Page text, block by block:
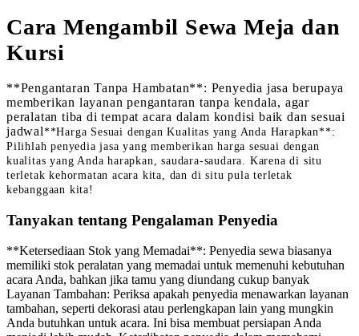
Cara Mengambil Sewa Meja dan
Kursi
**Pengantaran Tanpa Hambatan**: Penyedia jasa berupaya
memberikan layanan pengantaran tanpa kendala, agar
peralatan tiba di tempat acara dalam kondisi baik dan sesuai
jadwal**Harga Sesuai dengan Kualitas yang Anda Harapkan**:
Pilihlah penyedia jasa yang memberikan harga sesuai dengan
kualitas yang Anda harapkan, saudara-saudara. Karena di situ
terletak kehormatan acara kita, dan di situ pula terletak
kebanggaan kita!
Tanyakan tentang Pengalaman Penyedia
**Ketersediaan Stok yang Memadai**: Penyedia sewa biasanya
memiliki stok peralatan yang memadai untuk memenuhi kebutuhan
acara Anda, bahkan jika tamu yang diundang cukup banyak
Layanan Tambahan: Periksa apakah penyedia menawarkan layanan
tambahan, seperti dekorasi atau perlengkapan lain yang mungkin
Anda butuhkan untuk acara. Ini bisa membuat persiapan Anda